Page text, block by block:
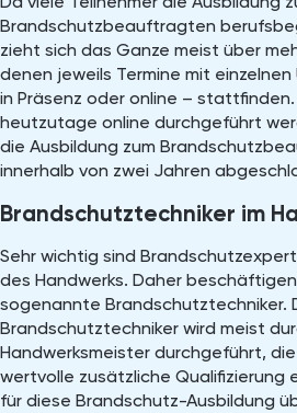
Brandschutzbeauftragten
zieht sich das Ganze meist über
denen jeweils Termine mit
in Präsenz oder online –
heutzutage online durchgeführt
die Ausbildung zum
innerhalb von zwei Jahren
Brandschutztechniker im
Sehr wichtig sind
des Handwerks. Daher
sogenannte Brandschutztechniker.
Brandschutztechniker wird meist
Handwerksmeister durchgeführt,
wertvolle zusätzliche Qualifizierung
für diese Brandschutz-Ausbildung